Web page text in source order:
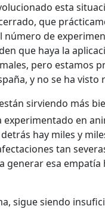
esta
que
de
que haya la
pero estamos
y no se ha
sirviendo más
en
hay miles y
tan
generar esa
sigue siendo